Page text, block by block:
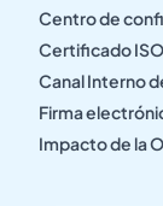
Centro de
Certificado
Canal Interno
Firma
Impacto de la